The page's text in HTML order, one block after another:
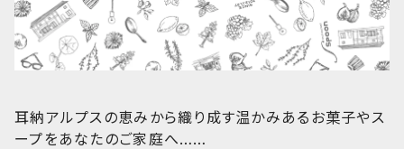
耳納アルプスの恵みから織り成す温かみあるお菓子やス
ープをあなたのご家庭へ……